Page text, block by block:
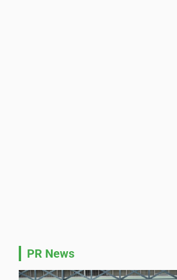
PR News